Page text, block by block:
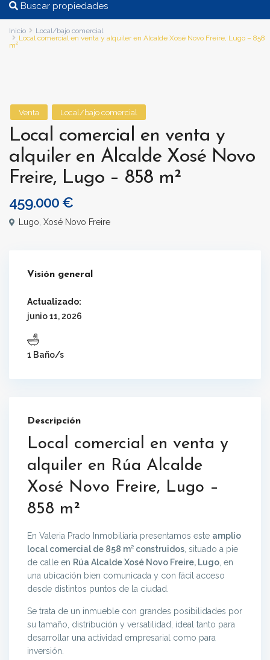
Buscar propiedades
Inicio
Local/bajo comercial
Local comercial en venta y alquiler en Alcalde Xosé Novo Freire, Lugo – 858
m²
Venta Local/bajo comercial
Local comercial en venta y
alquiler en Alcalde Xosé Novo
Freire, Lugo – 858 m²
459.000 €
Lugo Xosé Novo Freire
Visión general
Actualizado:
junio 11, 2026
1 Baño/s
Descripción
Local comercial en venta y
alquiler en Rúa Alcalde
Xosé Novo Freire, Lugo –
858 m²
En Valeria Prado Inmobiliaria presentamos este amplio
local comercial de 858 m² construidos , situado a pie
de calle en Rúa Alcalde Xosé Novo Freire, Lugo , en
una ubicación bien comunicada y con fácil acceso
desde distintos puntos de la ciudad.
Se trata de un inmueble con grandes posibilidades por
su tamaño, distribución y versatilidad, ideal tanto para
desarrollar una actividad empresarial como para
inversión.